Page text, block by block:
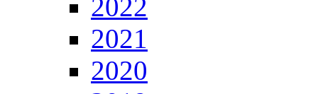
2022
2021
2020